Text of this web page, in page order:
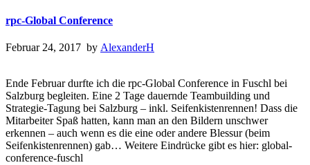
rpc-Global Conference
Februar 24, 2017 by AlexanderH
Ende Februar durfte ich die rpc-Global Conference in Fuschl bei
Salzburg begleiten. Eine 2 Tage dauernde Teambuilding und
Strategie-Tagung bei Salzburg – inkl. Seifenkistenrennen! Dass die
Mitarbeiter Spaß hatten, kann man an den Bildern unschwer
erkennen – auch wenn es die eine oder andere Blessur (beim
Seifenkistenrennen) gab… Weitere Eindrücke gibt es hier: global-
conference-fuschl